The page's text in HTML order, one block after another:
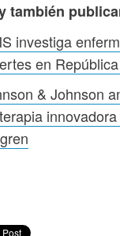
también
investiga
en
& Johnson